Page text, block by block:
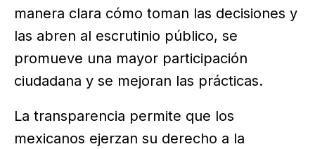
manera clara cómo toman las decisiones y
las abren al escrutinio público, se
promueve una mayor participación
ciudadana y se mejoran las prácticas.
La transparencia permite que los
mexicanos ejerzan su derecho a la